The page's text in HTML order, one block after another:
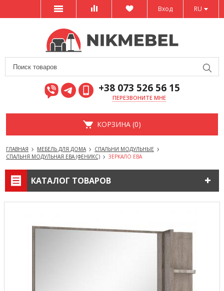
RU
Вход
+38 073 526 56 15
ПЕРЕЗВОНИТЕ МНЕ
КОРЗИНА (0)
ГЛАВНАЯ МЕБЕЛЬ ДЛЯ ДОМА
СПАЛЬНИ МОДУЛЬНЫЕ
СПАЛЬНЯ МОДУЛЬНАЯ ЕВА (ФЕНИКС)
ЗЕРКАЛО ЕВА
КАТАЛОГ ТОВАРОВ